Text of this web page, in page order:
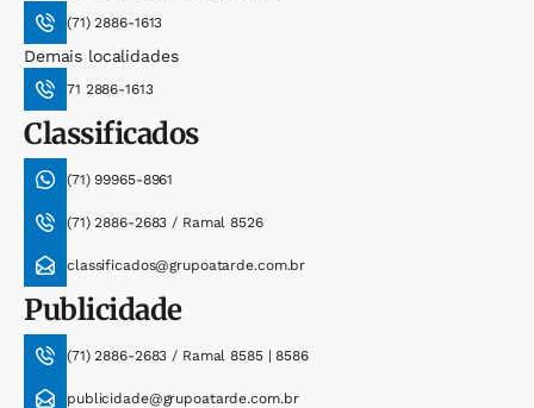
(71) 2886-1613
Demais localidades
71 2886-1613
Classificados
(71) 99965-8961
(71) 2886-2683 / Ramal 8526
classificados@grupoatarde.com.br
Publicidade
(71) 2886-2683 / Ramal 8585 | 8586
publicidade@grupoatarde.com.br